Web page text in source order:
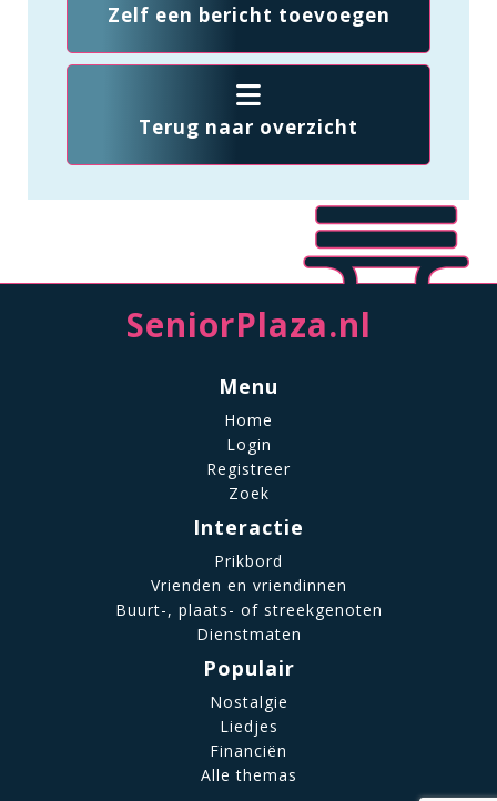
Zelf een bericht toevoegen
Terug naar overzicht
SeniorPlaza.nl
Menu
Home
Login
Registreer
Zoek
Interactie
Prikbord
Vrienden en vriendinnen
Buurt-, plaats- of streekgenoten
Dienstmaten
Populair
Nostalgie
Liedjes
Financiën
Alle themas